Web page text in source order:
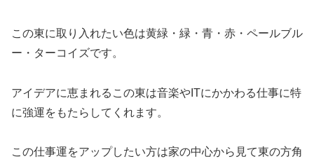
この東に取り入れたい色は黄緑・緑・青・赤・ペールブル
ー・ターコイズです。
アイデアに恵まれるこの東は音楽やITにかかわる仕事に特
に強運をもたらしてくれます。
この仕事運をアップしたい方は家の中心から見て東の方角